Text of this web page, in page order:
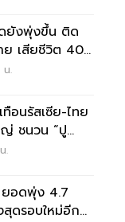
ยังพุ่งขึ้น ติด
ย เสียชีวิต 40
น.
ทือนรัสเซีย-ไทย
ญ่ ชนวน “ปู
.
อดพุ่ง 4.7
ดรอบใหม่อีก